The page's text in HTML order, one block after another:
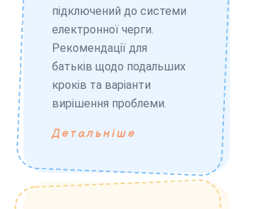
підключений до системи
електронної черги.
Рекомендації для
батьків щодо подальших
кроків та варіанти
вирішення проблеми.
Детальніше